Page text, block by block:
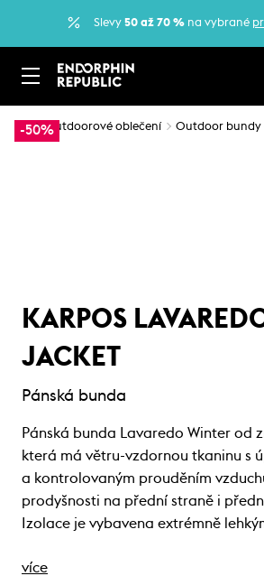
Slevy 50 až 70 % na vybrané
-50%
… Outdoorové oblečení Outdoor bundy
KARPOS
JACKET
Pánská bunda
Pánská bunda Lavaredo Winter od
která má větru-vzdornou tkaninu s
a kontrolovaným prouděním
prodyšnosti na přední straně i
Izolace je vybavena extrémně
více